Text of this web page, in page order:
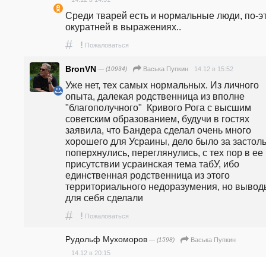
Среди тварей есть и нормальные люди, по-
окуратней в выражениях..
# ! Пожаловаться
BronVN — (10934) Васька Пупкин 14.12 в 15:52
Уже нет, тех самых нормальных. Из личного
опыта, далекая родственница из вполне
"благополучного"  Кривого Рога с высшим
советским образованием, будучи в гостях
заявила, что Бандера сделал очень много
хорошего для Усраины, дело было за
поперхнулись, переглянулись, с тех пор в ее
присутствии усраинская тема табУ, ибо
единственная родственница из этого
территориального недоразумения, но
для себя сделали
# ! Пожаловаться
Рудольф Мухоморов — (1598)
Васька Пупкин
14.12 в 20:15